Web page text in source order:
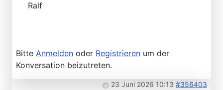
Ralf
Bitte Anmelden oder Registrieren um der
Konversation beizutreten.
23 Juni 2026 10:13 #356403